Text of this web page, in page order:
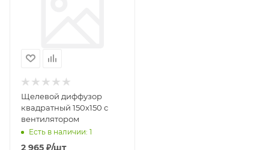
Щелевой диффузор
квадратный 150х150 с
вентилятором
Есть в наличии: 1
2 965 ₽/шт